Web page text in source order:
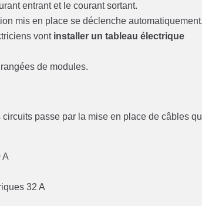
entrant et le courant sortant.
mis en place se déclenche automatiquement.
vont installer un tableau électrique
de modules.
circuits passe par la mise en place de câbles
A
32 A